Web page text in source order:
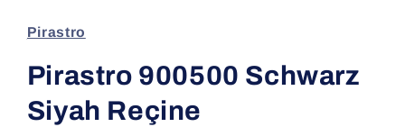
oynatın
Pirastro
Pirastro 900500 Schwarz
Siyah Reçine